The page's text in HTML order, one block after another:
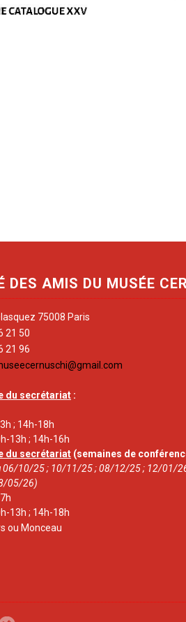
DES AMIS DU MUSÉE
75008 Paris
21 50
21 96
du secrétariat :
; 14h-18h
13h ; 14h-16h
du secrétariat (semaines de
06/10/25 ; 10/11/25 ; 08/12/25 ; 12/01/
05/26)
13h ; 14h-18h
ou Monceau